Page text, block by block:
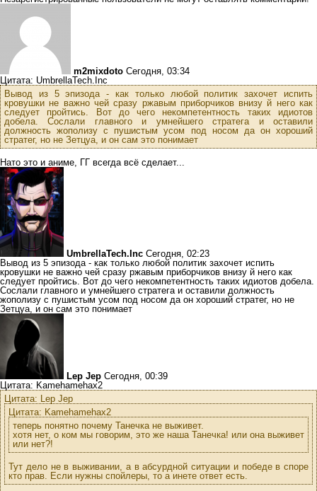
m2mixdoto Сегодня, 03:34
Цитата: UmbrellaTech.Inc
Вывод из 5 эпизода - как только любой политик захочет испить
кровушки не важно чей сразу ржавым приборчиков внизу й него как
следует пройтись. Вот до чего некомпетентность таких идиотов
добела. Сослали главного и умнейшего стратега и оставили
должность жополизу с пушистым усом под носом да он хороший
стратег, но не Зетцуа, и он сам это понимает
Нато это и аниме, ГГ всегда всё сделает...
UmbrellaTech.Inc Сегодня, 02:23
Вывод из 5 эпизода - как только любой политик захочет испить
кровушки не важно чей сразу ржавым приборчиков внизу й него как
следует пройтись. Вот до чего некомпетентность таких идиотов добела.
Сослали главного и умнейшего стратега и оставили должность
жополизу с пушистым усом под носом да он хороший стратег, но не
Зетцуа, и он сам это понимает
Lep Jep Сегодня, 00:39
Цитата: Kamehamehax2
Цитата: Lep Jep
Цитата: Kamehamehax2
теперь понятно почему Танечка не выживет.
хотя нет, о ком мы говорим, это же наша Танечка! или она выживет
или нет?!
Тут дело не в выживании, а в абсурдной ситуации и победе в споре
кто прав. Если нужны спойлеры, то а инете ответ есть.